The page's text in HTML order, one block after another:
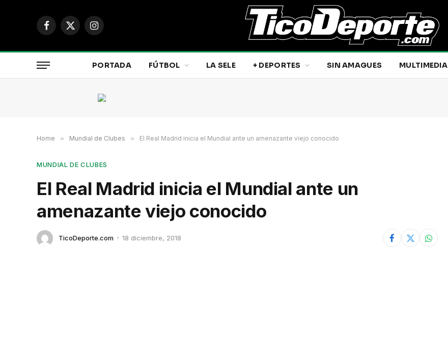
Facebook
X
Instagram
PORTADA FÚTBOL LA SELE + DEPORTES SIN AMAGUES MULTIMEDIA
Home » Mundial de Clubes » El Real Madrid inicia el Mundial ante un amenazante viejo conocido
MUNDIAL DE CLUBES
El Real Madrid inicia el Mundial ante un
amenazante viejo conocido
TicoDeporte.com 18 diciembre, 2018